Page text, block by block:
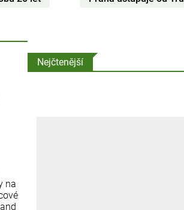
na
Nejčtenější